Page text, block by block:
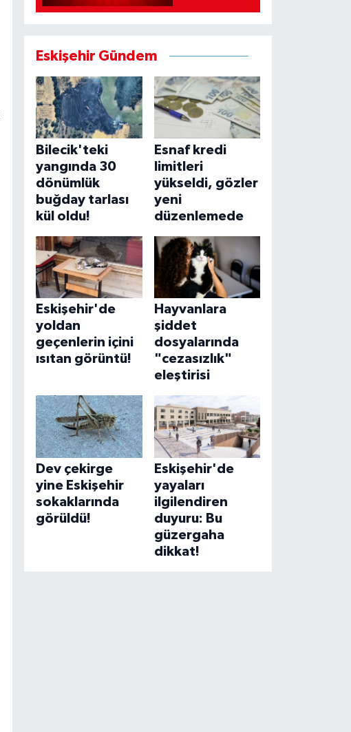
Eskişehir Gündem
Bilecik'teki
yangında 30
dönümlük
buğday tarlası
kül oldu!
Esnaf kredi
limitleri
yükseldi, gözler
yeni
düzenlemede
Eskişehir'de
yoldan
geçenlerin içini
ısıtan görüntü!
Hayvanlara
şiddet
dosyalarında
"cezasızlık"
eleştirisi
Dev çekirge
yine Eskişehir
sokaklarında
görüldü!
Eskişehir'de
yayaları
ilgilendiren
duyuru: Bu
güzergaha
dikkat!